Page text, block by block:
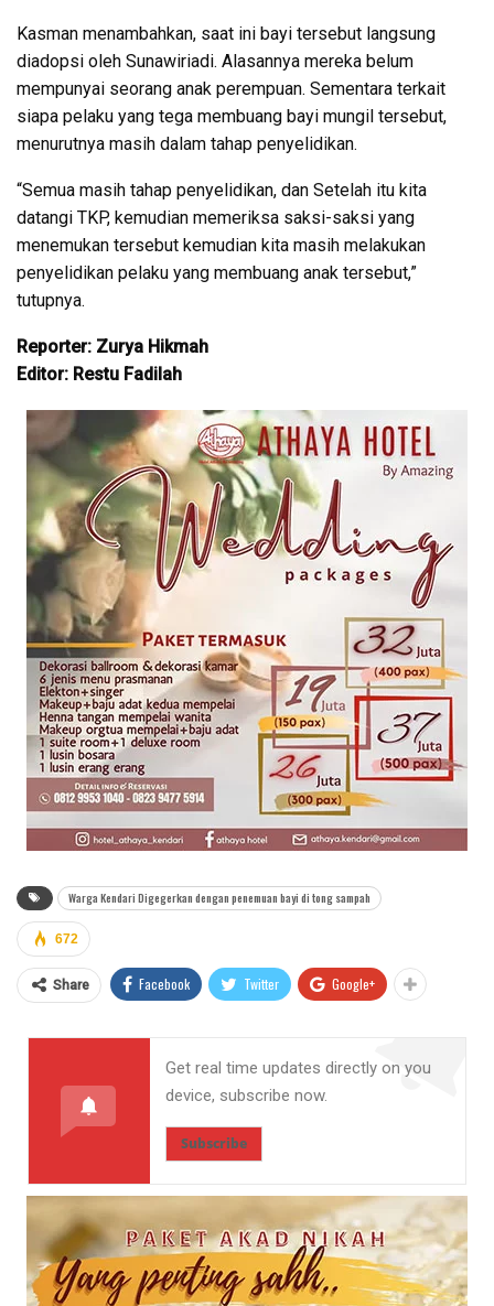
Kasman menambahkan, saat ini bayi tersebut langsung
diadopsi oleh Sunawiriadi. Alasannya mereka belum
mempunyai seorang anak perempuan. Sementara terkait
siapa pelaku yang tega membuang bayi mungil tersebut,
menurutnya masih dalam tahap penyelidikan.
“Semua masih tahap penyelidikan, dan Setelah itu kita
datangi TKP, kemudian memeriksa saksi-saksi yang
menemukan tersebut kemudian kita masih melakukan
penyelidikan pelaku yang membuang anak tersebut,”
tutupnya.
Reporter: Zurya Hikmah
Editor: Restu Fadilah
Warga Kendari Digegerkan dengan penemuan bayi di tong sampah
672
Share Facebook Twitter Google+
Get real time updates directly on you
device, subscribe now.
Subscribe